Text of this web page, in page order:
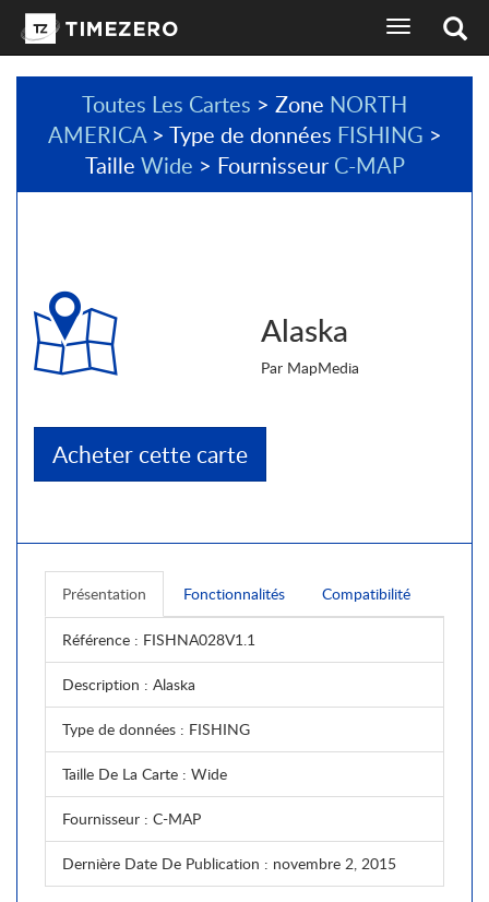
basculer
l'affichage
de
la
navigation
sélecteur
de
Toutes Les Cartes > Zone NORTH
AMERICA> Type de données FISHING >
Taille Wide > Fournisseur C-MAP
Alaska
Par MapMedia
Acheter cette carte
Présentation Fonctionnalités Compatibilité
Référence : FISHNA028V1.1
Description : Alaska
Type de données : FISHING
Taille De La Carte : Wide
Fournisseur : C-MAP
Dernière Date De Publication : novembre 2, 2015